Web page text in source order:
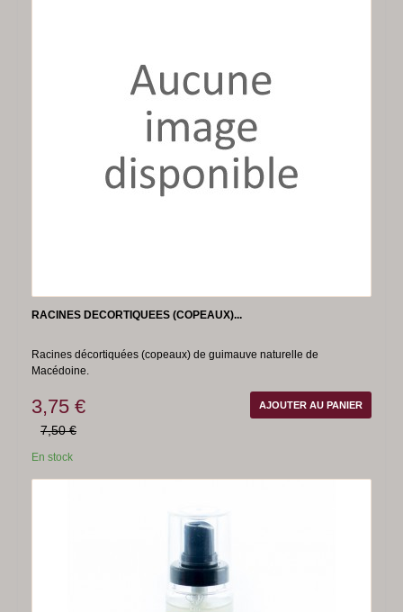
RACINES DECORTIQUEES (COPEAUX)...
Racines décortiquées (copeaux) de guimauve naturelle de
Macédoine.
3,75 €
7,50 €
En stock
AJOUTER AU PANIER